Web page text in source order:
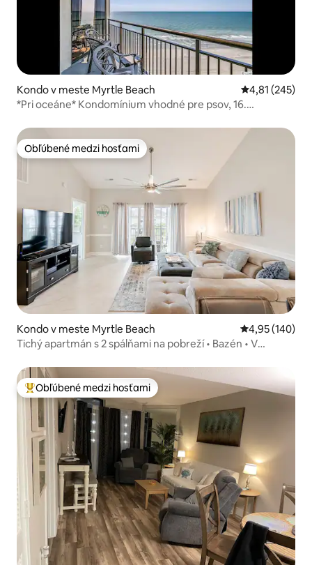
Kondo v meste Myrtle Beach Priemerné
4,81 (245)
*Pri oceáne* Kondomínium vhodné pre psov, 16.
Obľúbené medzi hosťami
Obľúbené medzi hosťami
Kondo v meste Myrtle Beach Priemerné
4,95 (140)
Tichý apartmán s 2 spálňami na pobreží • Bazén • V
Najobľúbenejšie medzi hosťami
Obľúbené medzi hosťami